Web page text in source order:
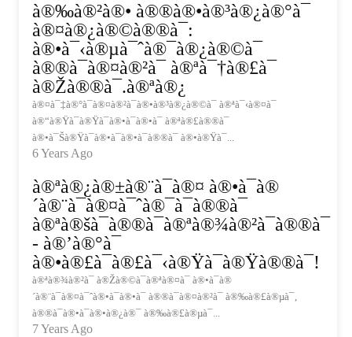
à®‰à®²à®• à®®à®•à®³à®¿à®°à¯
à®¤à®¿à®©à®®à¯:
à®•à¯‹à®µà¯ˆà®¯à®¿à®©à¯
à®®à¯à®¤à®²à¯ à®ªà¯†à®£à¯
à®Žà®®à¯.à®ªà®¿
à®¤à¯‡à®°à¯à®¤à®²à¯à®•à®³à®¿à®©à¯ à®ªà¯‹à®¤à¯
à®“à®Ÿà¯à®Ÿà¯à®•à¯à®•à¯ à®ªà®£à®®à¯
à®•à¯Šà®Ÿà¯à®•à¯à®•à¯à®®à¯ à®•à®Ÿà¯...
6 Years Ago
à®ªà®¿à®±à®¨à¯à®¤ à®•à¯à®
´à®¨à¯à®¤à¯ˆà®¯à¯à®®à¯
à®ªà®šà¯à®®à¯à®ªà®¾à®²à¯à®®à¯
- à®’à®°à¯
à®•à®£à¯à®£à¯‹à®Ÿà¯à®Ÿà®®à¯!
à®ªà®¾à®²à¯ à®Žà®©à¯à®ªà®¤à¯ à®•à¯à®
´à®¨à¯à®¤à¯ˆà®•à¯à®•à¯ à®®à¯à®¤à®²à¯ à®‰à®£à®µà¯,
à®®à¯à®•à¯à®•à®¿à®¯ à®‰à®£à®µà¯...
7 Years Ago